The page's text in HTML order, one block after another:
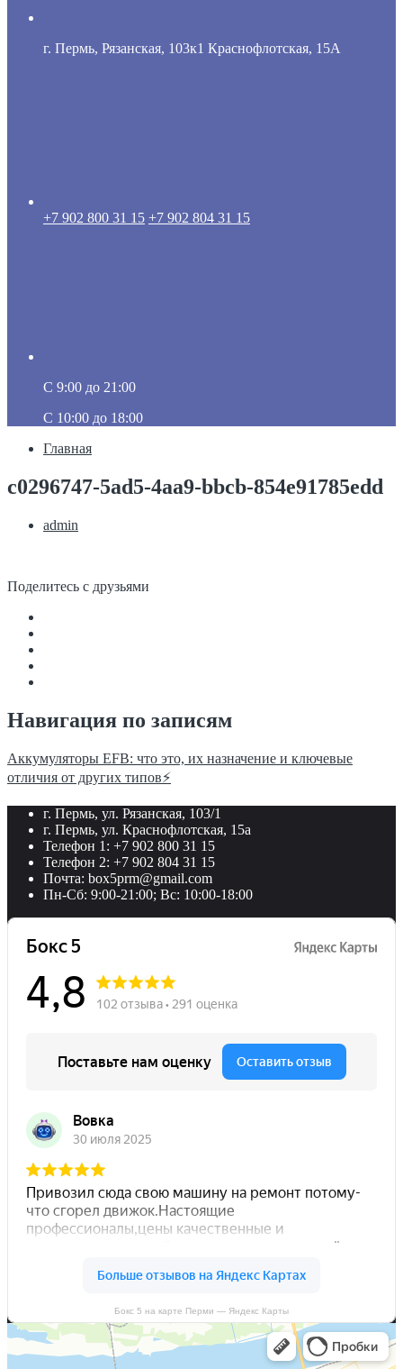
г. Пермь, Рязанская, 103к1 Краснофлотская, 15А
+7 902 800 31 15 +7 902 804 31 15
C 9:00 до 21:00
C 10:00 до 18:00
Главная
c0296747-5ad5-4aa9-bbcb-854e91785edd
admin
Поделитесь с друзьями
Навигация по записям
Аккумуляторы EFB: что это, их назначение и ключевые
отличия от других типов⚡️
г. Пермь, ул. Рязанская, 103/1
г. Пермь, ул. Краснофлотская, 15а
Телефон 1: +7 902 800 31 15
Телефон 2: +7 902 804 31 15
Почта: box5prm@gmail.com
Пн-Сб: 9:00-21:00; Вс: 10:00-18:00
Бокс 5 на карте Перми — Яндекс Карты